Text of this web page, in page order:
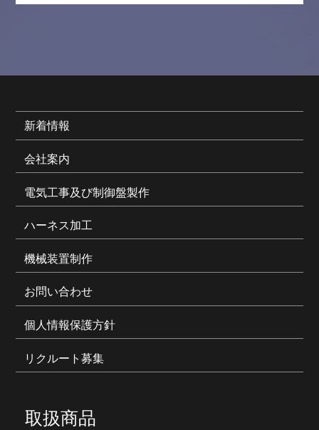
新着情報
会社案内
電気工事及び制御盤製作
ハーネス加工
機械装置制作
お問い合わせ
個人情報保護方針
リクルート募集
取扱商品